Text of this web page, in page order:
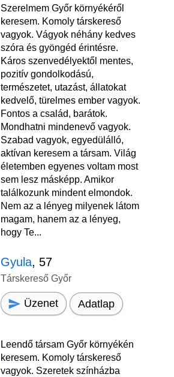
Szerelmem Győr környékéről
keresem. Komoly társkereső
vagyok. Vágyok néhány kedves
szóra és gyöngéd érintésre.
Káros szenvedélyektől mentes,
pozitív gondolkodású,
természetet, utazást, állatokat
kedvelő, türelmes ember vagyok.
Fontos a család, barátok.
Mondhatni mindenevő vagyok.
Szabad vagyok, egyedülálló,
aktívan keresem a társam. Világ
életemben egyenes voltam most
sem lesz másképp. Amikor
találkozunk mindent elmondok.
Nem az a lényeg milyenek látom
magam, hanem az a lényeg,
hogy Te...
Gyula, 57
Társkereső Győr
Üzenet Adatlap
Leendő társam Győr környékén
keresem. Komoly társkereső
vagyok. Szeretek színházba